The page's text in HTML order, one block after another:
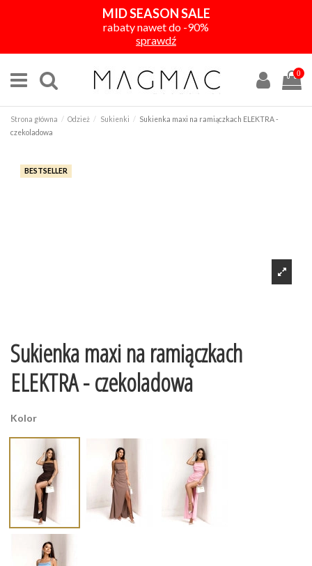
MID SEASON SALE
rabaty nawet do -90%
sprawdź
0
Strona główna Odzież Sukienki
Sukienka maxi na ramiączkach ELEKTRA -
czekoladowa
BESTSELLER
Sukienka maxi na ramiączkach
ELEKTRA - czekoladowa
Kolor